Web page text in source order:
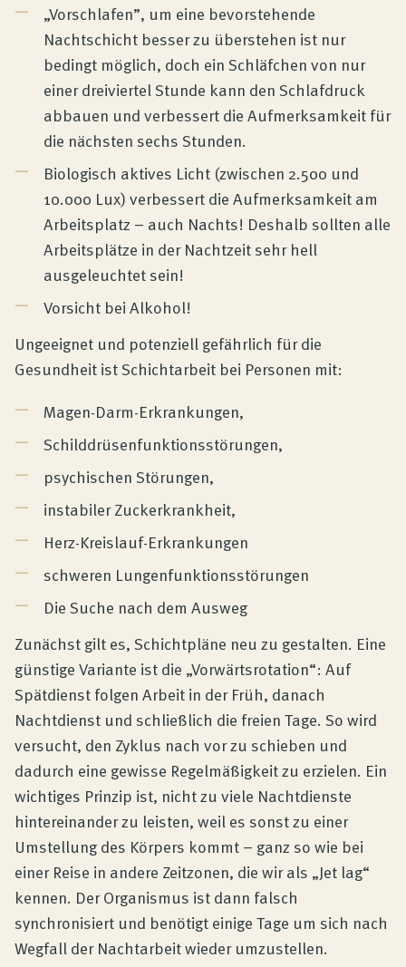
„Vorschlafen”, um eine bevorstehende
Nachtschicht besser zu überstehen ist nur
bedingt möglich, doch ein Schläfchen von nur
einer dreiviertel Stunde kann den Schlafdruck
abbauen und verbessert die Aufmerksamkeit für
die nächsten sechs Stunden.
Biologisch aktives Licht (zwischen 2.500 und
10.000 Lux) verbessert die Aufmerksamkeit am
Arbeitsplatz – auch Nachts! Deshalb sollten alle
Arbeitsplätze in der Nachtzeit sehr hell
ausgeleuchtet sein!
Vorsicht bei Alkohol!
Ungeeignet und potenziell gefährlich für die
Gesundheit ist Schichtarbeit bei Personen mit:
Magen-Darm-Erkrankungen,
Schilddrüsenfunktionsstörungen,
psychischen Störungen,
instabiler Zuckerkrankheit,
Herz-Kreislauf-Erkrankungen
schweren Lungenfunktionsstörungen
Die Suche nach dem Ausweg
Zunächst gilt es, Schichtpläne neu zu gestalten. Eine
günstige Variante ist die „Vorwärtsrotation“: Auf
Spätdienst folgen Arbeit in der Früh, danach
Nachtdienst und schließlich die freien Tage. So wird
versucht, den Zyklus nach vor zu schieben und
dadurch eine gewisse Regelmäßigkeit zu erzielen. Ein
wichtiges Prinzip ist, nicht zu viele Nachtdienste
hintereinander zu leisten, weil es sonst zu einer
Umstellung des Körpers kommt – ganz so wie bei
einer Reise in andere Zeitzonen, die wir als „Jet lag“
kennen. Der Organismus ist dann falsch
synchronisiert und benötigt einige Tage um sich nach
Wegfall der Nachtarbeit wieder umzustellen.